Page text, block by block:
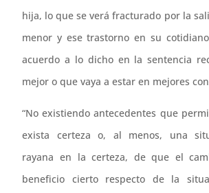
hija, lo que se verá fracturado por la
menor y ese trastorno en su
acuerdo a lo dicho en la sentencia
mejor o que vaya a estar en mejores
“No existiendo antecedentes que
exista certeza o, al menos, una
rayana en la certeza, de que el
beneficio cierto respecto de la